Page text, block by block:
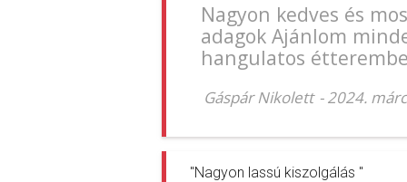
Nagyon kedves és
adagok Ajánlom
hangulatos
Gáspár Nikolett -2024.
"Nagyon lassú kiszolgálás "